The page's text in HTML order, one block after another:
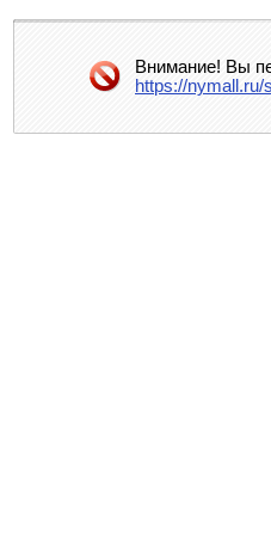
Внимание! Вы
https://